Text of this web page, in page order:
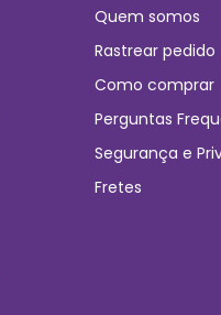
Quem somos
Rastrear pedido
Como comprar
Perguntas
Segurança e
Fretes